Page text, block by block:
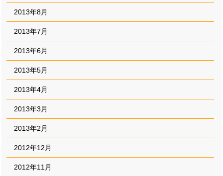
2013年8月
2013年7月
2013年6月
2013年5月
2013年4月
2013年3月
2013年2月
2012年12月
2012年11月